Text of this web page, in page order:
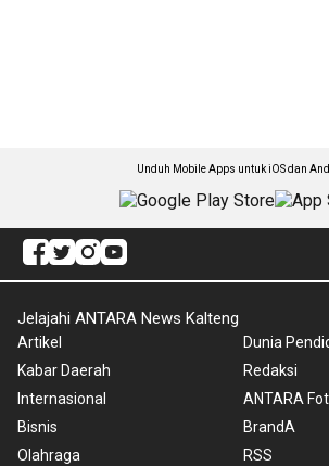
Unduh Mobile Apps untuk iOS dan
Jelajahi ANTARA News Kalteng
Artikel
Kabar Daerah
Internasional
Bisnis
Olahraga
Dunia
Redaksi
ANTARA
BrandA
RSS